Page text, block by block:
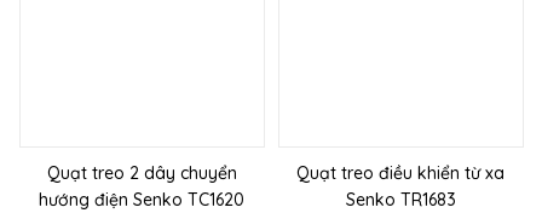
Quạt treo 2 dây chuyển
hướng điện Senko TC1620
Quạt treo điều khiển từ xa
Senko TR1683